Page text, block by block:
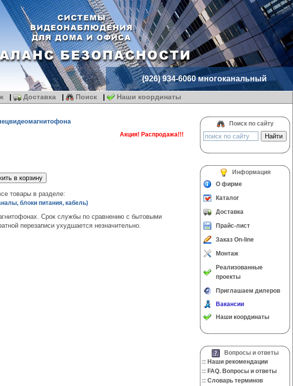
(926) 934-6060 многоканальный
| Доставка | Поиск | Наши координаты
Акция! Распродажа!!!
товары в разделе:
блоки питания, кабель)
Срок службы по сравнению с бытовыми
перезаписи ухудшается незначительно.
Поиск по сайту
Информация
О фирме
Каталог
Доставка
Прайс-лист
Заказ On-line
Монтаж
Реализованные
проекты
Приглашаем дилеров
Вакансии
Наши координаты
Вопросы и ответы
:: Наши рекомендации
:: FAQ. Вопросы и ответы
:: Словарь терминов